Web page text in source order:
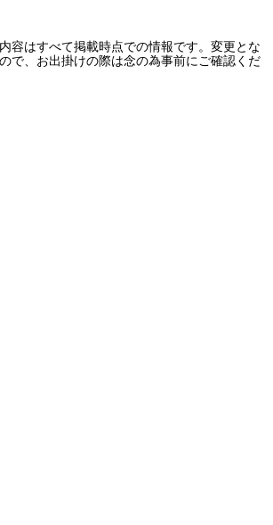
容はすべて掲載時点での情報です。変更とな
で、お出掛けの際は念の為事前にご確認くだ